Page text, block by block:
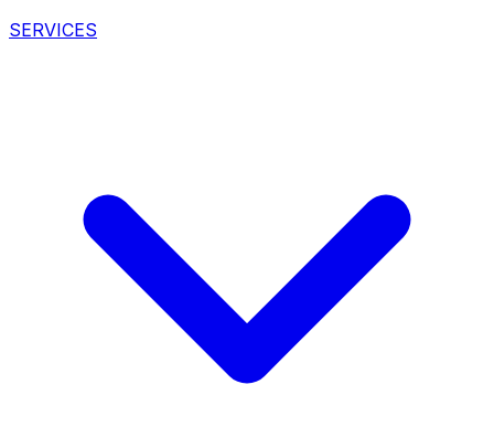
SERVICES